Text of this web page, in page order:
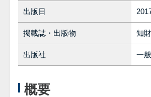
出版日
掲載誌・出版物 知
出版社 一
概要